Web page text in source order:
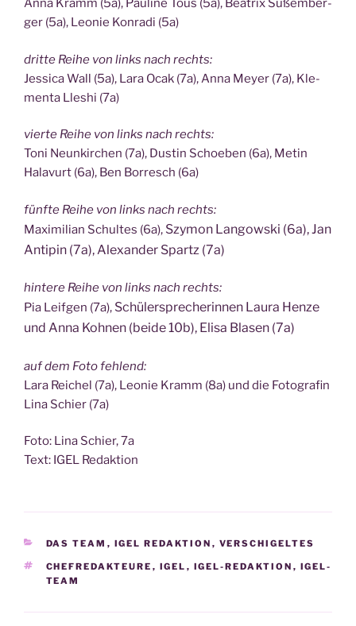
Anna Kramm (5a), Pau­li­ne Tous (5a), Bea­trix Süßem­ber­
ger (5a), Leo­nie Kon­ra­di (5a)
drit­te Rei­he von links nach rechts:
Jes­si­ca Wall (5a), Lara Ocak (7a), Anna Mey­er (7a), Kle­
men­ta Lle­shi (7a)
vier­te Rei­he von links nach rechts:
Toni Neun­kir­chen (7a), Dus­tin Schoe­ben (6a), Metin
Hala­vurt (6a), Ben Bor­resch (6a)
fünf­te Rei­he von links nach rechts:
Maxi­mi­li­an Schul­tes (6a), Szy­mon Lan­gow­ski (6a), Jan
Anti­pin (7a), Alex­an­der Spartz (7a)
hin­te­re Rei­he von links nach rechts:
Pia Leif­gen (7a), Schü­ler­spre­che­rin­nen Lau­ra Hen­ze
und Anna Koh­nen (bei­de 10b), Eli­sa Bla­sen (7a)
auf dem Foto fehlend:
Lara Rei­chel (7a), Leo­nie Kramm (8a) und die Foto­gra­fin
Lina Schier (7a)
Foto: Lina Schier, 7a
Text: IGEL Redaktion
KATEGORIEN
DAS TEAM , IGEL REDAKTION , VERSCHIGELTES
SCHLAGWÖRTER
CHEFREDAKTEURE , IGEL , IGEL-REDAKTION , IGEL-
TEAM